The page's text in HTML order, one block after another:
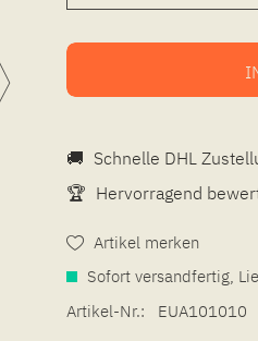
🚚 Schnelle DHL
🏆 Hervorragend
Artikel merken
Sofort versandfertig,
Artikel-Nr.:
EUA101010